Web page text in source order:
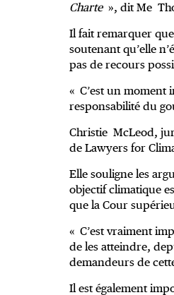
Charte», dit Me
Il fait remarquer
soutenant qu’elle
pas de recours
« C’est un
responsabilité du
Christie McLeod,
de Lawyers for
Elle souligne les
objectif climatique
que la Cour
« C’est vraiment
de les atteindre,
demandeurs de
Il est également